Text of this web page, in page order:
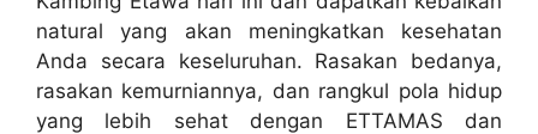
natural yang akan meningkatkan kesehatan
Anda secara keseluruhan. Rasakan bedanya,
rasakan kemurniannya, dan rangkul pola hidup
yang lebih sehat dengan ETTAMAS dan